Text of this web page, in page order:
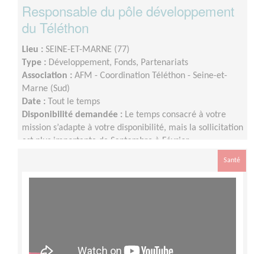
Responsable du pôle développement
du Téléthon
Lieu : SEINE-ET-MARNE (77)
Type : Développement, Fonds, Partenariats
Association : AFM - Coordination Téléthon - Seine-et-
Marne (Sud)
Date :
Tout le temps
Disponibilité demandée : Le temps consacré à votre
mission s’adapte à votre disponibilité, mais la sollicitation
est plus importante de Septembre à Février
Santé